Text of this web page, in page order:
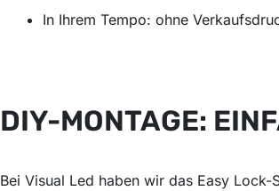
In Ihrem Tempo: ohne
DIY-MONTAGE:
Bei Visual Led haben wir das Easy